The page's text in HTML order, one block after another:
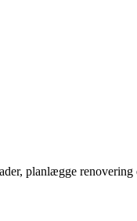
planlægge